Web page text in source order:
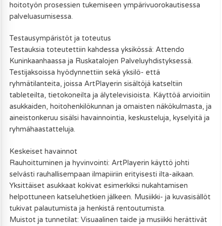
hoitotyön prosessien tukemiseen ympärivuorokautisessa
palveluasumisessa.
Testausympäristöt ja toteutus
Testauksia toteutettiin kahdessa yksikössä: Attendo
Kuninkaanhaassa ja Ruskatalojen Palveluyhdistyksessä.
Testijaksoissa hyödynnettiin sekä yksilö- että
ryhmätilanteita, joissa ArtPlayerin sisältöjä katseltiin
tableteilta, tietokoneilta ja älytelevisioista. Käyttöä arvioitiin
asukkaiden, hoitohenkilökunnan ja omaisten näkökulmasta, ja
aineistonkeruu sisälsi havainnointia, keskusteluja, kyselyitä ja
ryhmähaastatteluja.
Keskeiset havainnot
Rauhoittuminen ja hyvinvointi: ArtPlayerin käyttö johti
selvästi rauhallisempaan ilmapiiriin erityisesti ilta-aikaan.
Yksittäiset asukkaat kokivat esimerkiksi nukahtamisen
helpottuneen katseluhetkien jälkeen. Musiikki- ja kuvasisällöt
tukivat palautumista ja henkistä rentoutumista.
Muistot ja tunnetilat: Visuaalinen taide ja musiikki herättivät